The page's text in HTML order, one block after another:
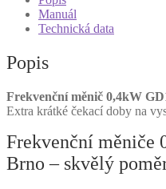
230V
Brno
množství
Manuál
Technická data
Popis
Frekvenční měnič 0,4kW
Extra krátké čekací doby na
Frekvenční měniče
Brno – skvělý